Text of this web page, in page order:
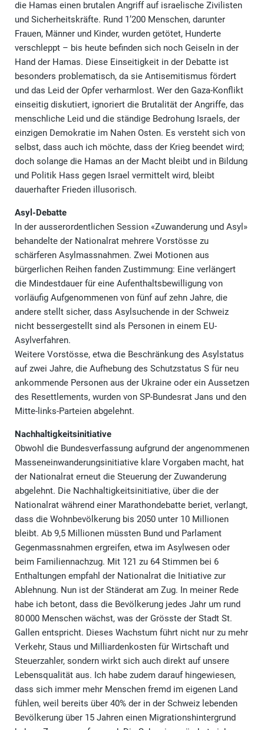
die Hamas einen brutalen Angriff auf israelische Zivilisten
und Sicherheitskräfte. Rund 1’200 Menschen, darunter
Frauen, Männer und Kinder, wurden getötet, Hunderte
verschleppt – bis heute befinden sich noch Geiseln in der
Hand der Hamas. Diese Einseitigkeit in der Debatte ist
besonders problematisch, da sie Antisemitismus fördert
und das Leid der Opfer verharmlost. Wer den Gaza-Konflikt
einseitig diskutiert, ignoriert die Brutalität der Angriffe, das
menschliche Leid und die ständige Bedrohung Israels, der
einzigen Demokratie im Nahen Osten. Es versteht sich von
selbst, dass auch ich möchte, dass der Krieg beendet wird;
doch solange die Hamas an der Macht bleibt und in Bildung
und Politik Hass gegen Israel vermittelt wird, bleibt
dauerhafter Frieden illusorisch.
Asyl-Debatte
In der ausserordentlichen Session «Zuwanderung und Asyl»
behandelte der Nationalrat mehrere Vorstösse zu
schärferen Asylmassnahmen. Zwei Motionen aus
bürgerlichen Reihen fanden Zustimmung: Eine verlängert
die Mindestdauer für eine Aufenthaltsbewilligung von
vorläufig Aufgenommenen von fünf auf zehn Jahre, die
andere stellt sicher, dass Asylsuchende in der Schweiz
nicht bessergestellt sind als Personen in einem EU-
Asylverfahren.
Weitere Vorstösse, etwa die Beschränkung des Asylstatus
auf zwei Jahre, die Aufhebung des Schutzstatus S für neu
ankommende Personen aus der Ukraine oder ein Aussetzen
des Resettlements, wurden von SP-Bundesrat Jans und den
Mitte-links-Parteien abgelehnt.
Nachhaltigkeitsinitiative
Obwohl die Bundesverfassung aufgrund der angenommenen
Masseneinwanderungsinitiative klare Vorgaben macht, hat
der Nationalrat erneut die Steuerung der Zuwanderung
abgelehnt. Die Nachhaltigkeitsinitiative, über die der
Nationalrat während einer Marathondebatte beriet, verlangt,
dass die Wohnbevölkerung bis 2050 unter 10 Millionen
bleibt. Ab 9,5 Millionen müssten Bund und Parlament
Gegenmassnahmen ergreifen, etwa im Asylwesen oder
beim Familiennachzug. Mit 121 zu 64 Stimmen bei 6
Enthaltungen empfahl der Nationalrat die Initiative zur
Ablehnung. Nun ist der Ständerat am Zug. In meiner Rede
habe ich betont, dass die Bevölkerung jedes Jahr um rund
80 000 Menschen wächst, was der Grösste der Stadt St.
Gallen entspricht. Dieses Wachstum führt nicht nur zu mehr
Verkehr, Staus und Milliardenkosten für Wirtschaft und
Steuerzahler, sondern wirkt sich auch direkt auf unsere
Lebensqualität aus. Ich habe zudem darauf hingewiesen,
dass sich immer mehr Menschen fremd im eigenen Land
fühlen, weil bereits über 40% der in der Schweiz lebenden
Bevölkerung über 15 Jahren einen Migrationshintergrund